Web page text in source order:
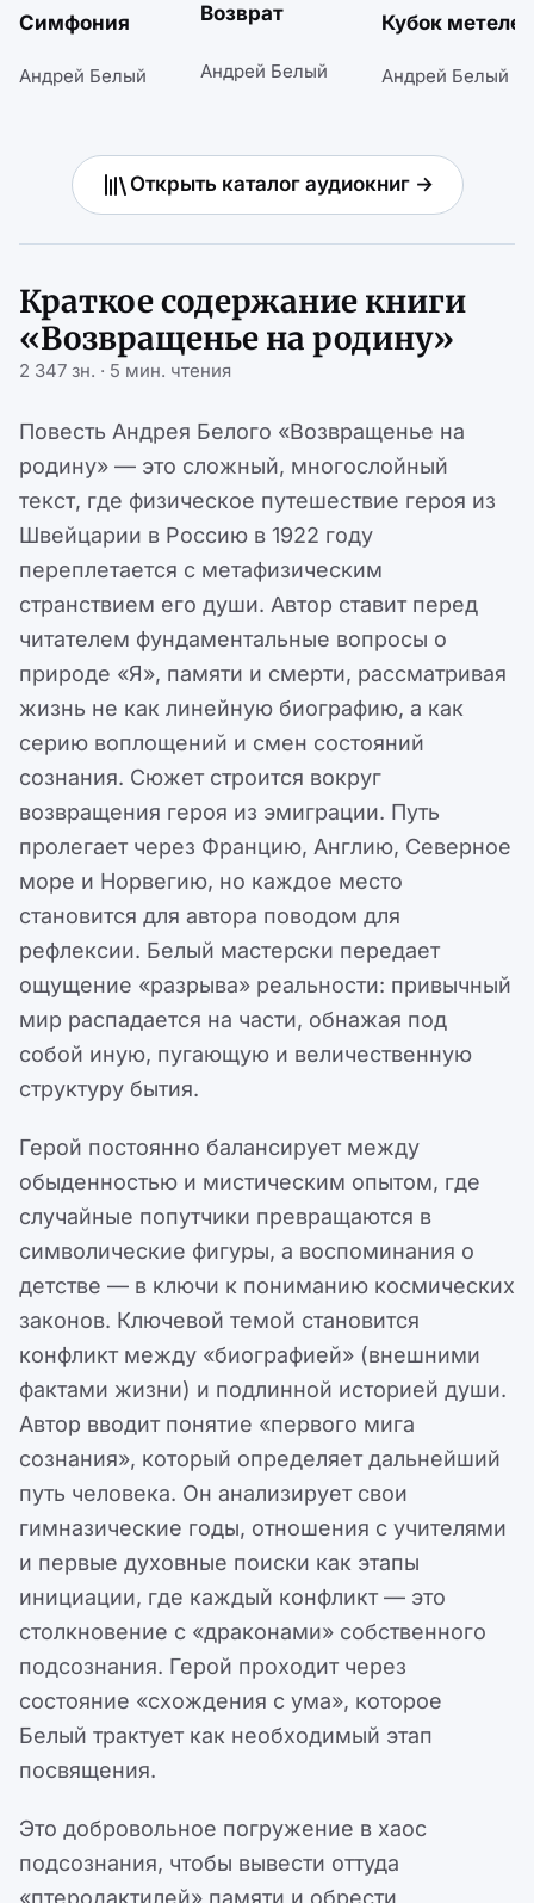
Симфония
Андрей Белый
Возврат
Андрей Белый
Кубок метелей
Андрей Белый
Открыть каталог аудиокниг →
Краткое содержание книги
«Возвращенье на родину»
2 347 зн. · 5 мин. чтения
Повесть Андрея Белого «Возвращенье на
родину» — это сложный, многослойный
текст, где физическое путешествие героя из
Швейцарии в Россию в 1922 году
переплетается с метафизическим
странствием его души. Автор ставит перед
читателем фундаментальные вопросы о
природе «Я», памяти и смерти, рассматривая
жизнь не как линейную биографию, а как
серию воплощений и смен состояний
сознания. Сюжет строится вокруг
возвращения героя из эмиграции. Путь
пролегает через Францию, Англию, Северное
море и Норвегию, но каждое место
становится для автора поводом для
рефлексии. Белый мастерски передает
ощущение «разрыва» реальности: привычный
мир распадается на части, обнажая под
собой иную, пугающую и величественную
структуру бытия.
Герой постоянно балансирует между
обыденностью и мистическим опытом, где
случайные попутчики превращаются в
символические фигуры, а воспоминания о
детстве — в ключи к пониманию космических
законов. Ключевой темой становится
конфликт между «биографией» (внешними
фактами жизни) и подлинной историей души.
Автор вводит понятие «первого мига
сознания», который определяет дальнейший
путь человека. Он анализирует свои
гимназические годы, отношения с учителями
и первые духовные поиски как этапы
инициации, где каждый конфликт — это
столкновение с «драконами» собственного
подсознания. Герой проходит через
состояние «схождения с ума», которое
Белый трактует как необходимый этап
посвящения.
Это добровольное погружение в хаос
подсознания, чтобы вывести оттуда
«птеродактилей» памяти и обрести